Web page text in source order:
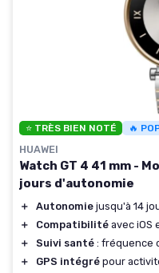
⭐ TRÈS BIEN NOTÉ 🔥
HUAWEI
Watch GT 4 41 mm -
jours d'autonomie
＋ Autonomie jusqu'à 14
＋
Compatibilité avec iOS
＋
Suivi santé : fréquence
＋
GPS intégré pour